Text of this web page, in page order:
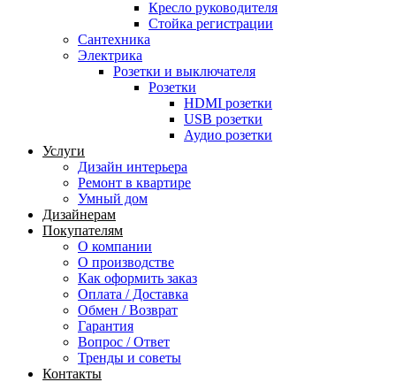
Кресло руководителя
Стойка регистрации
Сантехника
Электрика
Розетки и выключателя
Розетки
HDMI розетки
USB розетки
Аудио розетки
Услуги
Дизайн интерьера
Ремонт в квартире
Умный дом
Дизайнерам
Покупателям
О компании
О производстве
Как оформить заказ
Оплата / Доставка
Обмен / Возврат
Гарантия
Вопрос / Ответ
Тренды и советы
Контакты